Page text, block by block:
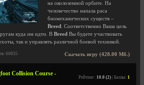
на околоземной орбите. На
человечество напала раса
биомеханических существ –
Breed
. Соответственно Ваша цель
куда им идти. В Breed Вы будете участвовать
так и управлять различной боевой техникой.
Скачать игру (428.00 Мб.)
60835
Collision Course -
Рейтинг: 10.0 (2) | Баллы: 1